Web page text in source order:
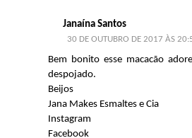
Janaína Santos
30 DE OUTUBRO DE 2017 ÀS
Bem bonito esse macacão
despojado.
Beijos
Jana Makes Esmaltes e Cia
Instagram
Facebook